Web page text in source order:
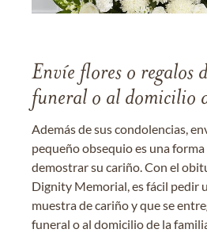
Envíe flores o regalos
funeral o al domicilio
Además de sus condolencias,
pequeño obsequio es una
demostrar su cariño. Con el
Dignity Memorial, es fácil pedir
muestra de cariño y que se
funeral o al domicilio de la